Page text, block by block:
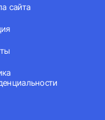
сайта